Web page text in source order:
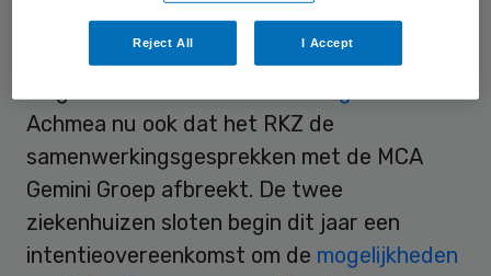
Concurrent
Achmea nu ook dat het RKZ de
samenwerkingsgesprekken met de MCA
Gemini Groep afbreekt. De twee
ziekenhuizen sloten begin dit jaar een
intentieovereenkomst om de mogelijkheden
Reject All I Accept